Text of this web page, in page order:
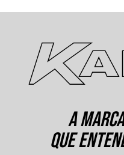
A
QUE